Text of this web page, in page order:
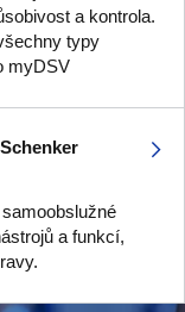
a kontrola.
typy
myDSV
a funkcí,